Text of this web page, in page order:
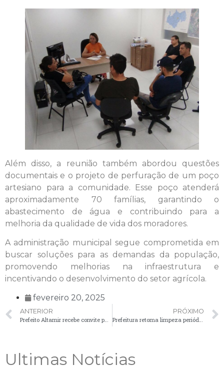
Além disso, a reunião também abordou questões
documentais e o projeto de perfuração de um poço
artesiano para a comunidade. Esse poço atenderá
aproximadamente 70 famílias, garantindo o
abastecimento de água e contribuindo para a
melhoria da qualidade de vida dos moradores.
A administração municipal segue comprometida em
buscar soluções para as demandas da população,
promovendo melhorias na infraestrutura e
incentivando o desenvolvimento do setor agrícola.
fevereiro 20, 2025
ANTERIOR
Prefeito Altamir recebe convite para solenidade do 1º BPM
PRÓXIMO
Prefeitura retoma limpeza periódica no Memorial Colônia Cecília
Ultimas Notícias